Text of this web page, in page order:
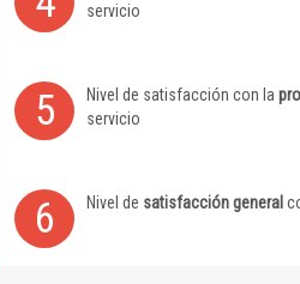
servicio
5 Nivel de satisfacción con la
servicio
6 Nivel de satisfacción general